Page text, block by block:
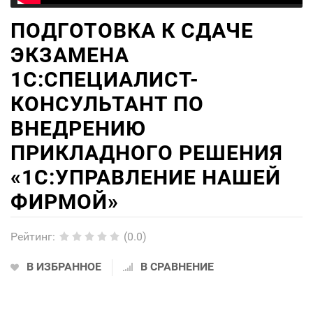
ПОДГОТОВКА К СДАЧЕ
ЭКЗАМЕНА
1С:СПЕЦИАЛИСТ-
КОНСУЛЬТАНТ ПО
ВНЕДРЕНИЮ
ПРИКЛАДНОГО РЕШЕНИЯ
«1С:УПРАВЛЕНИЕ НАШЕЙ
ФИРМОЙ»
Рейтинг: (0.0)
В ИЗБРАННОЕ В СРАВНЕНИЕ